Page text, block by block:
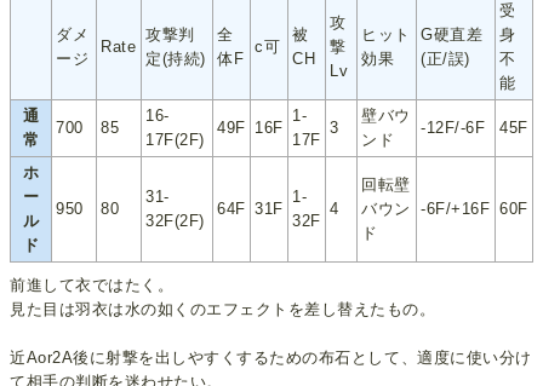
ダメ
ージ
Rate
攻撃判
定(持続)
全
体F
c可
被
CH
攻
撃
Lv
ヒット
効果
G硬直差
(正/誤)
受
身
不
能
通
常
700 85
16-
17F(2F)
49F 16F
1-
17F
3
壁バウ
ンド
-12F/-6F 45F
ホ
ー
ル
ド
950 80
31-
32F(2F)
64F 31F
1-
32F
4
回転壁
バウン
ド
-6F/+16F 60F
前進して衣ではたく。
見た目は羽衣は水の如くのエフェクトを差し替えたもの。
近Aor2A後に射撃を出しやすくするための布石として、適度に使い分け
て相手の判断を迷わせたい。